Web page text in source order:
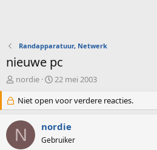
Randapparatuur, Netwerk
nieuwe pc
O
d
e
r
w
e
nordie
S
a
r
d
a
22 mei 2003
Niet open voor verdere reacties.
N nordie
Gebruiker